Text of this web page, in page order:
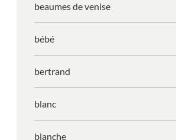
beaumes de venise
bébé
bertrand
blanc
blanche